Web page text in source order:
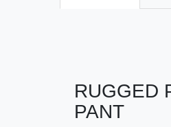
RUGGED
PANT